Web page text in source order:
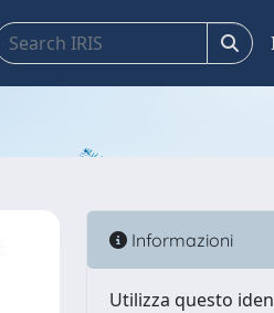
Informazioni
Utilizza questo